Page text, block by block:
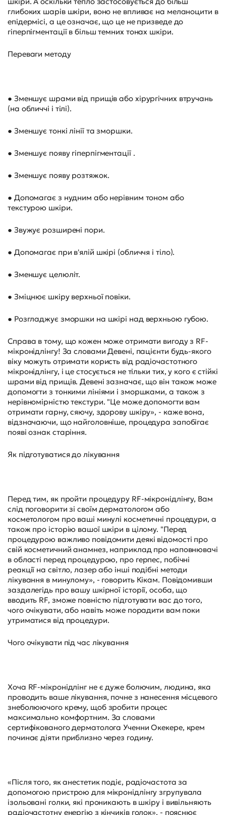
глибоких шарів шкіри, воно не впливає на меланоцити в
епідермісі, а це означає, що це не призведе до
гіперпігментації в більш темних тонах шкіри.
Переваги методу
● Зменшує шрами від прищів або хірургічних втручань
(на обличчі і тілі).
● Зменшує тонкі лінії та зморшки.
● Зменшує появу гіперпігментації .
● Зменшує появу розтяжок.
● Допомагає з нудним або нерівним тоном або
текстурою шкіри.
● Звужує розширені пори.
● Допомагає при в'ялій шкірі (обличчя і тіло).
● Зменшує целюліт.
● Зміцнює шкіру верхньої повіки.
● Розгладжує зморшки на шкірі над верхньою губою.
Справа в тому, що кожен може отримати вигоду з RF-
мікронідлінгу! За словами Девені, пацієнти будь-якого
віку можуть отримати користь від радіочастотного
мікронідлінгу, і це стосується не тільки тих, у кого є стійкі
шрами від прищів. Девені зазначає, що він також може
допомогти з тонкими лініями і зморшками, а також з
нерівномірністю текстури. "Це може допомогти вам
отримати гарну, сяючу, здорову шкіру», - каже вона,
відзначаючи, що найголовніше, процедура запобігає
появі ознак старіння.
Як підготуватися до лікування
Перед тим, як пройти процедуру RF-мікронідлінгу, Вам
слід поговорити зі своїм дерматологом або
косметологом про ваші минулі косметичні процедури, а
також про історію вашої шкіри в цілому. "Перед
процедурою важливо повідомити деякі відомості про
свій косметичний анамнез, наприклад про наповнювачі
в області перед процедурою, про герпес, побічні
реакції на світло, лазер або інші подібні методи
лікування в минулому», - говорить Кікам. Повідомивши
заздалегідь про вашу шкірної історії, особа, що
вводить RF, зможе повністю підготувати вас до того,
чого очікувати, або навіть може порадити вам поки
утриматися від процедури.
Чого очікувати під час лікування
Хоча RF-мікронідлінг не є дуже болючим, людина, яка
проводить ваше лікування, почне з нанесення місцевого
знеболюючого крему, щоб зробити процес
максимально комфортним. За словами
сертифікованого дерматолога Ученни Окекере, крем
починає діяти приблизно через годину.
«Після того, як анестетик подіє, радіочастота за
допомогою пристрою для мікронідлінгу згрупувала
ізольовані голки, які проникають в шкіру і вивільняють
радіочастотну енергію з кінчиків голок», - пояснює